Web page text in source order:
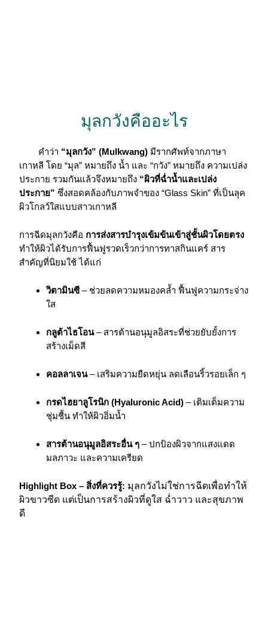
มุลกวังคืออะไร
คำว่า “มุลกวัง” (Mulkwang) มีรากศัพท์จากภาษา
เกาหลี โดย “มุล” หมายถึง น้ำ และ “กวัง” หมายถึง ความเปล่ง
ประกาย รวมกันแล้วจึงหมายถึง “ผิวที่ฉ่ำน้ำและเปล่ง
ประกาย” ซึ่งสอดคล้องกับภาพจำของ “Glass Skin” ที่เป็นลุค
ผิวโกลว์ใสแบบสาวเกาหลี
การฉีดมุลกวังคือ การส่งสารบำรุงเข้มข้นเข้าสู่ชั้นผิวโดยตรง
ทำให้ผิวได้รับการฟื้นฟูรวดเร็วกว่าการทาสกินแคร์ สาร
สำคัญที่นิยมใช้ ได้แก่
วิตามินซี– ช่วยลดความหมองคล้ำ ฟื้นฟูความกระจ่าง
ใส
กลูต้าไธโอน– สารต้านอนุมูลอิสระที่ช่วยยับยั้งการ
สร้างเม็ดสี
คอลลาเจน– เสริมความยืดหยุ่น ลดเลือนริ้วรอยเล็ก ๆ
กรดไฮยาลูโรนิก (Hyaluronic Acid) – เติมเต็มความ
ชุ่มชื้น ทำให้ผิวอิ่มน้ำ
สารต้านอนุมูลอิสระอื่น ๆ – ปกป้องผิวจากแสงแดด
มลภาวะ และความเครียด
Highlight Box – สิ่งที่ควรรู้: มุลกวังไม่ใช่การฉีดเพื่อทำให้
ผิวขาวซีด แต่เป็นการสร้างผิวที่ดูใส ฉ่ำวาว และสุขภาพ
ดี